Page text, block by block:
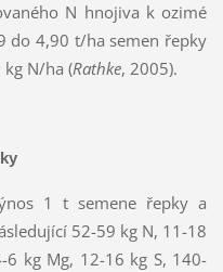
N hnojiva k ozimé
do 4,90 t/ha semen řepky
N/ha (Rathke, 2005).
1 t semene řepky a
52-59 kg N, 11-18
6 kg Mg, 12-16 kg S, 140-